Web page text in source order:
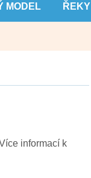
MODEL ŘEKY
informací k